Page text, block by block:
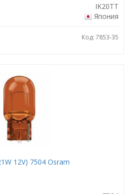
IK20TT
Япония
Код: 7853-35
12V) 7504 Osram